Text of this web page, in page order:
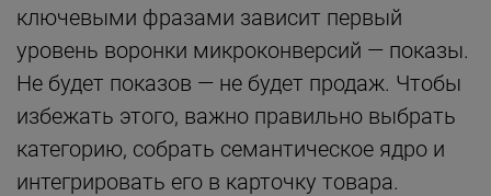
ключевыми фразами зависит первый
уровень воронки микроконверсий — показы.
Не будет показов — не будет продаж. Чтобы
избежать этого, важно правильно выбрать
категорию, собрать семантическое ядро и
интегрировать его в карточку товара.